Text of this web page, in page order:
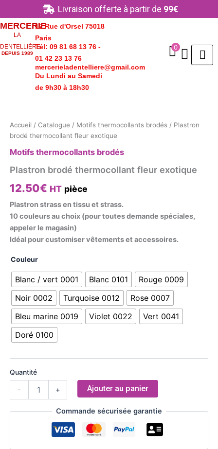
au
contenu
Livraison offerte à partir de 99€
MERCERIE
LA
DENTELLIÈRE
DEPUIS 1989
17 Rue d'Orsel 75018
Paris
Tél: 09 81 68 13 76 -
01 42 23 13 76
mercerieladentelliere@gmail.com
Du Lundi au Samedi
de 9h30 à 18h30
0
Accueil / Catalogue / Motifs thermocollants brodés / Plastron
brodé thermocollant fleur exotique
Motifs thermocollants brodés
Plastron brodé thermocollant fleur exotique
12.50€ HT pièce
Plastron strass en tissu et strass.
10 couleurs au choix (pour toutes demande spéciales,
appeler le magasin)
Idéal pour customiser vêtements et accessoires.
Couleur
Blanc / vert 0001 Blanc 0101
Rouge 0009
Noir 0002
Turquoise 0012
Rose 0007
Bleu marine 0019
Violet 0022
Vert 0041
Doré 0100
Quantité
-
brodé
thermocollant
exotique
+ Ajouter au panier
Commande sécurisée garantie